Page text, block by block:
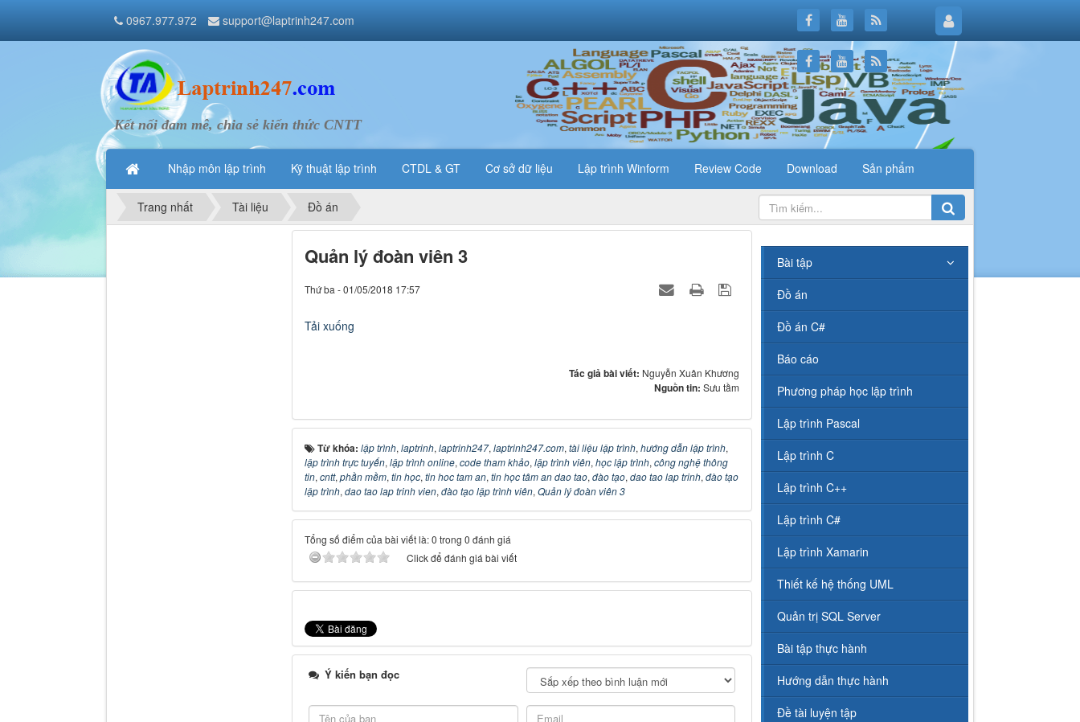
Kết nối đam mê, chia sẻ kiến thức CNTT
Nhập môn lập trình Kỹ thuật lập trình CTDL & GT Cơ sở dữ liệu Lập trình Winform Review Code Download Sản phẩm
0967.977.972 support@laptrinh247.com
Trang nhất Tài liệu Đồ án
Quản lý đoàn viên 3
Thứ ba - 01/05/2018 17:57
Tải xuống
Tác giả bài viết: Nguyễn Xuân Khương
Nguồn tin:Sưu tầm
Từ khóa: lập trình, laptrinh, laptrinh247, laptrinh247.com, tài liệu lập trình, hướng dẫn lập trình,
lập trình trực tuyến, lập trình online, code tham khảo, lập trình viên, học lập trình, công nghệ thông
tin, cntt, phần mềm, tin học, tin hoc tam an, tin học tâm an dao tao, đào tạo, dao tao lap trinh, đào tạo
lập trình, dao tao lap trinh vien, đào tạo lập trình viên, Quản lý đoàn viên 3
Tổng số điểm của bài viết là: 0 trong 0 đánh giá
Click để đánh giá bài viết
Ý kiến bạn đọc
Bài tập
Đồ án
Đồ án C#
Báo cáo
Phương pháp học lập trình
Lập trình Pascal
Lập trình C
Lập trình C++
Lập trình C#
Lập trình Xamarin
Thiết kế hệ thống UML
Quản trị SQL Server
Bài tập thực hành
Hướng dẫn thực hành
Đề tài luyện tập